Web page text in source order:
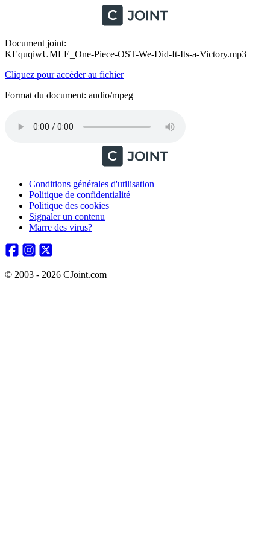
Document joint:
KEquqiwUMLE_One-Piece-OST-We-Did-It-Its-a-Victory.mp3
Cliquez pour accéder au fichier
Format du document: audio/mpeg
Conditions générales d'utilisation
Politique de confidentialité
Politique des cookies
Signaler un contenu
Marre des virus?
© 2003 - 2026 CJoint.com